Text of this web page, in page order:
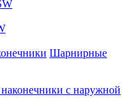
Шарнирные
с наружной